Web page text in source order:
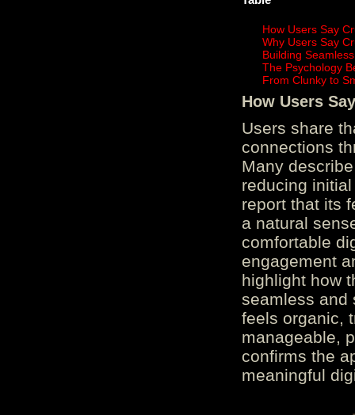
How Users Say
Why Users Say
Building
The Psychology
From Clunky to
How Users
Users share
connections
Many
reducing
report that its
a natural
comfortable
engagement
highlight how
seamless and
feels organic,
manageable,
confirms the
meaningful